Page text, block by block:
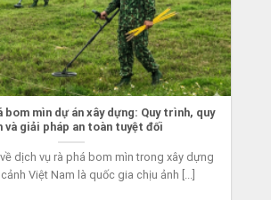
bom mìn dự án xây dựng: Quy trình, quy
và giải pháp an toàn tuyệt đối
dịch vụ rà phá bom mìn trong xây dựng
Việt Nam là quốc gia chịu ảnh [...]